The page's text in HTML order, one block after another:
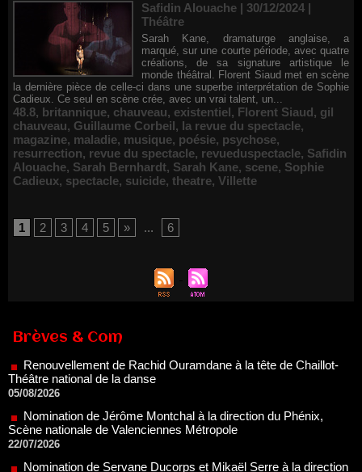
Safidin Alouache | 30/12/2024 |
Théâtre
Sarah Kane, dramaturge anglaise, a
marqué, sur une courte période, avec quatre
créations, de sa signature artistique le
monde théâtral. Florent Siaud met en scène
la dernière pièce de celle-ci dans une superbe interprétation de Sophie
Cadieux. Ce seul en scène crée, avec un vrai talent, un...
48.8, britannique, chauveau, existentiel, Florent Siaud, gil
chauveau, Guillaume Corbeil, la revue du spectacle,
magazine, maladie, musique, poésie, psychose,
resurrection, revue du spectacle, revueduspectacle, Safidin
Alouache, Sarah Bernhardt, Sarah Kane, scene, Sophie
Cadieux, spectacle, suicide, theatre, Villette
1 2 3 4 5 » ... 6
Brèves & Com
Théâtre national de la danse
05/08/2026
Nomination de Jérôme Montchal à la direction du Phénix,
Scène nationale de Valenciennes Métropole
22/07/2026
Nomination de Servane Ducorps et Mikaël Serre à la direction
de la Comédie de Colmar - Centre Dramatique National Grand
Est Alsace